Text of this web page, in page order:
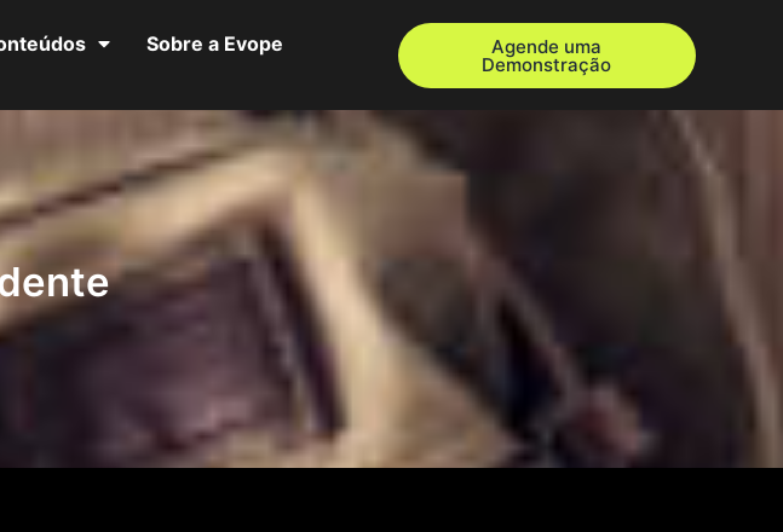
Sobre a Evope
Agende uma
Demonstração